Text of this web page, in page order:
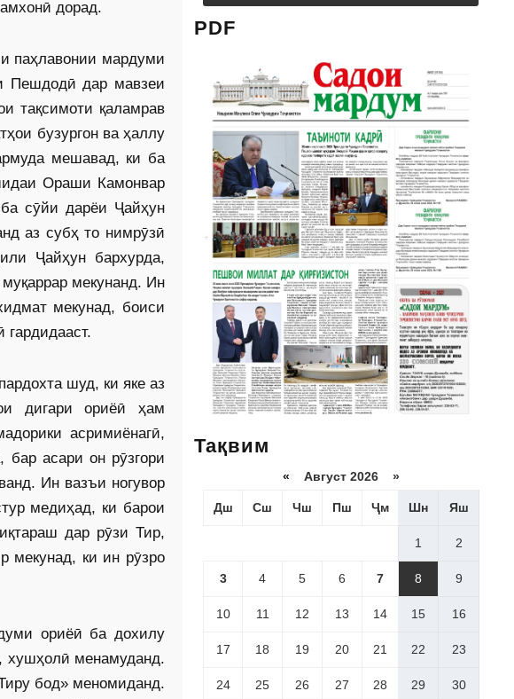
дорад.
паҳлавонии мардуми
Пешдодӣ дар мавзеи
тақсимоти қаламрав
бузургон ва ҳаллу
мешавад, ки ба
Ораши Камонвар
сӯйи дарёи Ҷайҳун
аз субҳ то нимрӯзӣ
Ҷайҳун бархурда,
мекунанд. Ин
мекунад, боиси
шуд, ки яке аз
дигари ориёӣ ҳам
асримиёнагӣ,
асари он рӯзгори
Ин вазъи ногувор
медиҳад, ки барои
дар рӯзи Тир,
мекунад, ки ин рӯзро
ориёӣ ба дохилу
хушҳолӣ менамуданд.
бод» меномиданд.
PDF
Тақвим
« Август 2026 »
Дш Сш Чш Пш Ҷм Шн Яш
1 2
3 4 5 6 7 8 9
10 11 12 13 14 15 16
17 18 19 20 21 22 23
24 25 26 27 28 29 30